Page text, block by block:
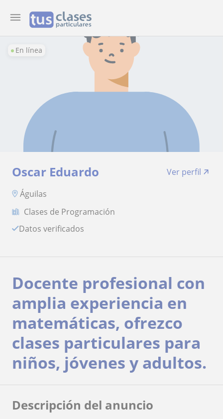
En línea
Oscar Eduardo
Ver perfil
Águilas
Clases de Programación
Datos verificados
Docente profesional con
amplia experiencia en
matemáticas, ofrezco
clases particulares para
niños, jóvenes y adultos.
Descripción del anuncio